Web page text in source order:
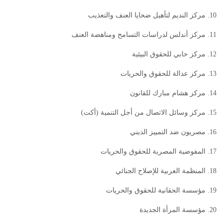
10. مركز النديم لتأهيل ضحايا العنف والتعذيب
11. مركز أندلس لدراسات التسامح ومناهضة العنف
12. مركز حابي للحقوق البيئية
13. مركز عدالة للحقوق والحريات
14. مركز هشام مبارك للقانون
15. مركز وسائل الاتصال من أجل التنمية (أكت)
16. مصريون ضد التمييز الديني
17. المفوضية المصرية للحقوق والحريات
18. المنظمة العربية للإصلاح الجنائي
19. مؤسسة الحقانية للحقوق والحريات
20. مؤسسة المرأة الجديدة